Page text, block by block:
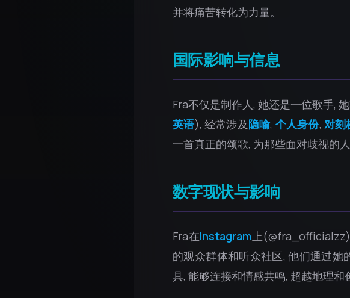
并将痛苦转化为力量。
国际影响与信息
Fra不仅是制作人, 她还是一位歌手,
英语), 经常涉及隐喻, 个人身份, 对刻
一首真正的颂歌, 为那些面对歧视的
数字现状与影响
Fra在Instagram上
的观众群体和听众社区, 他们通过
具, 能够连接和情感共鸣, 超越地理和